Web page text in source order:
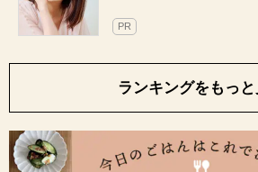
PR
ランキングをもっ